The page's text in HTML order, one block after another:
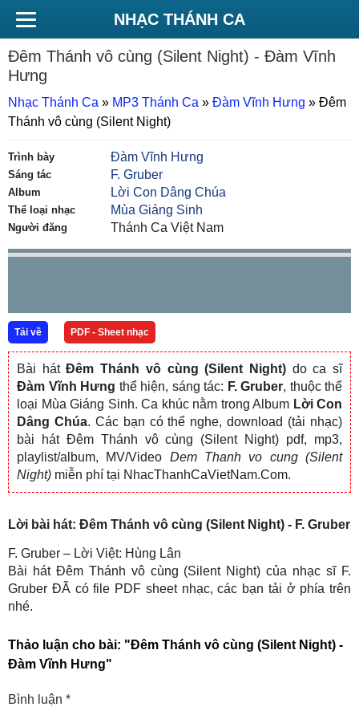
NHẠC THÁNH CA
Đêm Thánh vô cùng (Silent Night) - Đàm Vĩnh
Hưng
Nhạc Thánh Ca » MP3 Thánh Ca » Đàm Vĩnh Hưng » Đêm
Thánh vô cùng (Silent Night)
Trình bày Đàm Vĩnh Hưng
Sáng tác F. Gruber
Album Lời Con Dâng Chúa
Thể loại nhạc Mùa Giáng Sinh
Người đăng Thánh Ca Việt Nam
Tải về PDF - Sheet nhạc
Bài hátĐêm Thánh vô cùng (Silent Night)do ca sĩ
Đàm Vĩnh Hưng thể hiện, sáng tác: F. Gruber, thuộc thể
loại Mùa Giáng Sinh. Ca khúc nằm trong Album Lời Con
Dâng Chúa. Các bạn có thể nghe, download (tải nhạc)
bài hát Đêm Thánh vô cùng (Silent Night) pdf, mp3,
playlist/album, MV/Video Dem Thanh vo cung (Silent
Night) miễn phí tại NhacThanhCaVietNam.Com.
Lời bài hát: Đêm Thánh vô cùng (Silent Night) - F. Gruber
F. Gruber – Lời Việt: Hùng Lân
Bài hát Đêm Thánh vô cùng (Silent Night) của nhạc sĩ F.
Gruber ĐÃ có file PDF sheet nhạc, các bạn tải ở phía trên
nhé.
Thảo luận cho bài: "Đêm Thánh vô cùng (Silent Night) -
Đàm Vĩnh Hưng"
Bình luận *